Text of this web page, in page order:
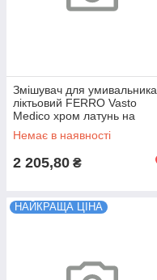
Змішувач для умивальника
ліктьовий FERRO Vasto
Medico хром латунь на
раковину BVAM4
Немає в наявності
2 205,80 ₴
НАЙКРАЩА ЦІНА